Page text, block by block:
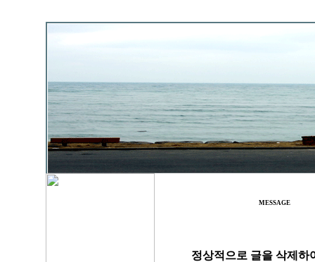
MESSAGE
정상적으로 글을 삭제하